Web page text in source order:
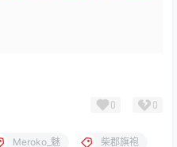
0 0
Meroko_魅 柴郡旗袍